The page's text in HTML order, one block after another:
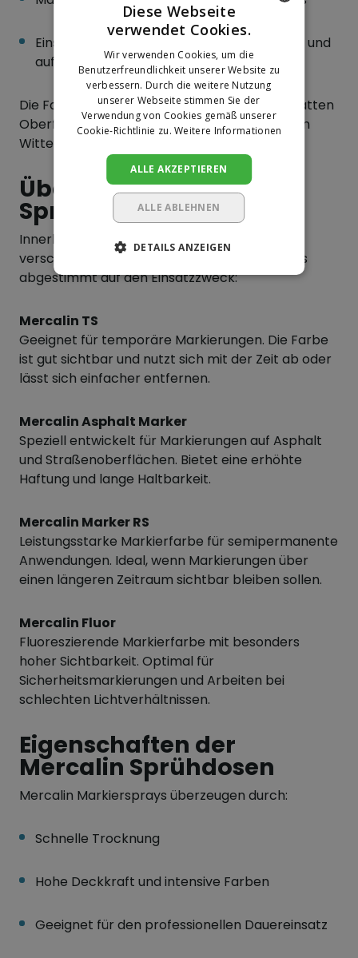
Einsatz auf Baustellen, bei Straßenarbeiten und
auf Industriegeländen
Die Farbe haftet zuverlässig auf rauen und glatten
Oberflächen und bleibt auch bei wechselnden
Witterungsbedingungen gut sichtbar.
Übersicht Mercalin
Sprühdosen
Innerhalb des Mercalin Sortiments stehen
verschiedene Varianten zur Verfügung, jeweils
abgestimmt auf den Einsatzzweck:
Mercalin TS
Geeignet für temporäre Markierungen. Die Farbe
ist gut sichtbar und nutzt sich mit der Zeit ab oder
lässt sich einfacher entfernen.
Mercalin Asphalt Marker
Speziell entwickelt für Markierungen auf Asphalt
und Straßenoberflächen. Bietet eine erhöhte
Haftung und lange Haltbarkeit.
Mercalin Marker RS
Leistungsstarke Markierfarbe für semipermanente
Anwendungen. Ideal, wenn Markierungen über
einen längeren Zeitraum sichtbar bleiben sollen.
Mercalin Fluor
Fluoreszierende Markierfarbe mit besonders
hoher Sichtbarkeit. Optimal für
Sicherheitsmarkierungen und Arbeiten bei
schlechten Lichtverhältnissen.
Eigenschaften der
Mercalin Sprühdosen
Mercalin Markiersprays überzeugen durch:
Schnelle Trocknung
Hohe Deckkraft und intensive Farben
Geeignet für den professionellen Dauereinsatz
DUTCH
GERMAN
Diese Webseite
verwendet Cookies.
Wir verwenden Cookies, um die
Benutzerfreundlichkeit unserer Website zu
verbessern. Durch die weitere Nutzung
unserer Webseite stimmen Sie der
Verwendung von Cookies gemäß unserer
Cookie-Richtlinie zu. Weitere Informationen
ALLE AKZEPTIEREN
ALLE ABLEHNEN
DETAILS ANZEIGEN